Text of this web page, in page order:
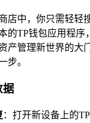
店中，你只需轻轻
的TP钱包应用程序
产管理新世界的大
步。
据
：打开新设备上的